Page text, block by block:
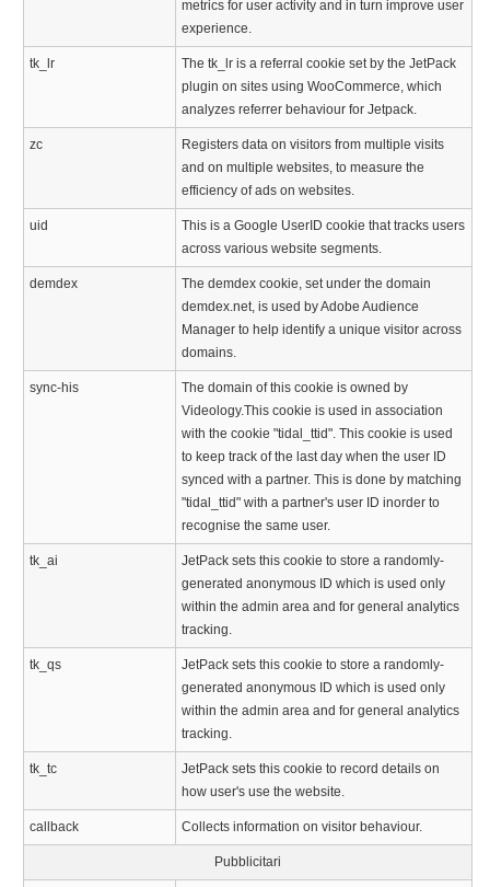
metrics for user activity and in turn improve user
experience.
tk_lr
The tk_lr is a referral cookie set by the JetPack
plugin on sites using WooCommerce, which
analyzes referrer behaviour for Jetpack.
zc
Registers data on visitors from multiple visits
and on multiple websites, to measure the
efficiency of ads on websites.
uid
This is a Google UserID cookie that tracks users
across various website segments.
demdex
The demdex cookie, set under the domain
demdex.net, is used by Adobe Audience
Manager to help identify a unique visitor across
domains.
sync-his
The domain of this cookie is owned by
Videology.This cookie is used in association
with the cookie "tidal_ttid". This cookie is used
to keep track of the last day when the user ID
synced with a partner. This is done by matching
"tidal_ttid" with a partner's user ID inorder to
recognise the same user.
tk_ai
JetPack sets this cookie to store a randomly-
generated anonymous ID which is used only
within the admin area and for general analytics
tracking.
tk_qs
JetPack sets this cookie to store a randomly-
generated anonymous ID which is used only
within the admin area and for general analytics
tracking.
tk_tc
JetPack sets this cookie to record details on
how user's use the website.
callback Collects information on visitor behaviour.
Pubblicitari